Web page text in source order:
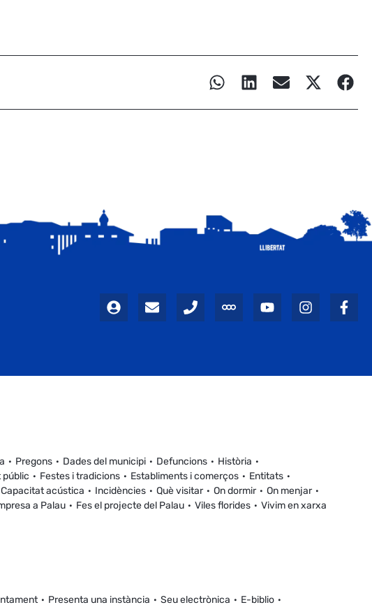
Pregons Dades del municipi Defuncions
Història
públic
Festes i tradicions Establiments i comerços
Entitats
Capacitat acústica Incidències Què visitar On dormir
On menjar
a Palau
Fes el projecte del Palau Viles florides Vivim en xarxa
Presenta una instància Seu electrònica E-biblio